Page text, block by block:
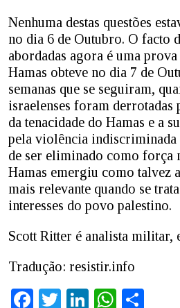
Nenhuma destas questões
no dia 6 de Outubro. O facto
abordadas agora é uma
Hamas obteve no dia 7 de
semanas que se seguiram,
israelenses foram derrotadas
da tenacidade do Hamas e a
pela violência
de ser eliminado como
Hamas emergiu como talvez
mais relevante quando se
interesses do povo palestino.
Scott Ritter é analista militar,
Tradução: resistir.info
Facebook
TwitterLinkedIn